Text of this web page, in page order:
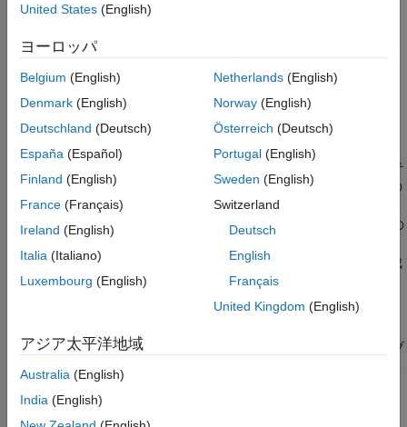
制限
パラメーター
代替構成
ブロックの特性
拡張機能
バージョン履歴
Circular Gauge ブロックの代替構成:
説明
ブロックは、実際のシステ
ムのゲージのように設計可能な円形ゲージ上に接続された信号の
値を表示します。データに合わせてCircular Gauge
範囲と目盛り値を変更できます。
Circular Gauge
ブロックをその
ンジケーターからなる、モデルの対話型のダッシュボードを作成
します。
ブロックのカスタマイズ
Circular Gaugeブロックをモデルに追加すると、既定の設計でブ
とも、ブロックの外観をカスタマイズすることもできます。
ブロックの外観をカスタマイズするには、設計モードを使用しま
United States (English)
ヨーロッパ
Belgium (English)
Denmark (English)
Deutschland (Deutsch)
España (Español)
Finland (English)
France (Français)
Ireland (English)
Italia (Italiano)
Luxembourg (English)
Netherlands(English)
Norway(English)
Österreich (Deutsch)
Portugal(English)
Sweden (English)
Switzerland
Deutsch
English
Français
United Kingdom (English)
アジア太平洋地域
Australia (English)
India (English)